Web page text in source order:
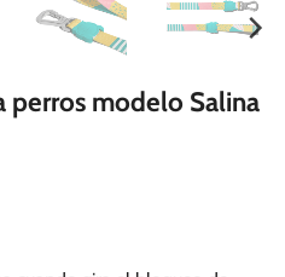
perros modelo Salina